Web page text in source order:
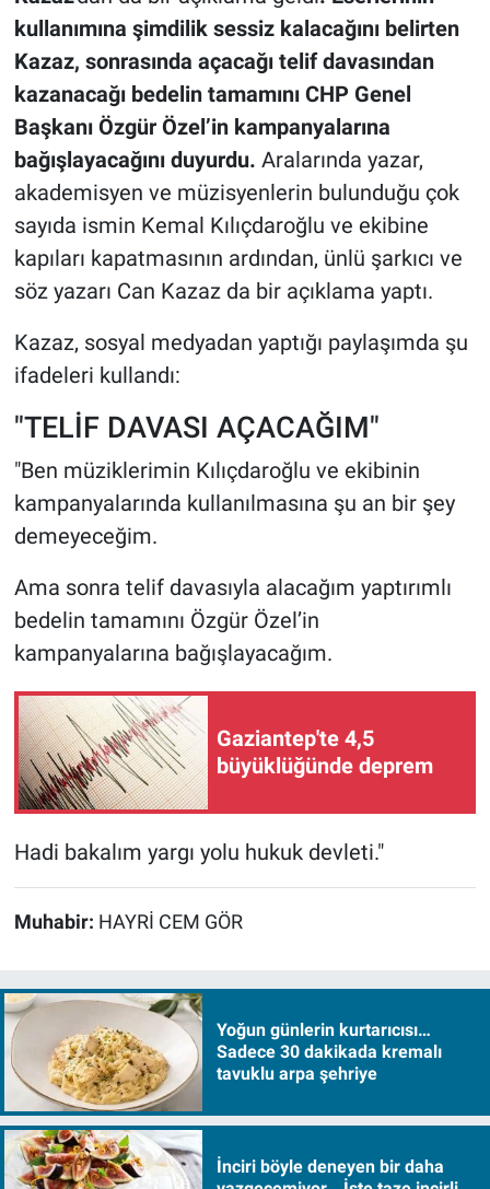
kullanımına şimdilik sessiz kalacağını belirten
Kazaz, sonrasında açacağı telif davasından
kazanacağı bedelin tamamını CHP Genel
Başkanı Özgür Özel’in kampanyalarına
bağışlayacağını duyurdu. Aralarında yazar,
akademisyen ve müzisyenlerin bulunduğu çok
sayıda ismin Kemal Kılıçdaroğlu ve ekibine
kapıları kapatmasının ardından, ünlü şarkıcı ve
söz yazarı Can Kazaz da bir açıklama yaptı.
Kazaz, sosyal medyadan yaptığı paylaşımda şu
ifadeleri kullandı:
"TELİF DAVASI AÇACAĞIM"
"Ben müziklerimin Kılıçdaroğlu ve ekibinin
kampanyalarında kullanılmasına şu an bir şey
demeyeceğim.
Ama sonra telif davasıyla alacağım yaptırımlı
bedelin tamamını Özgür Özel’in
kampanyalarına bağışlayacağım.
Gaziantep'te 4,5
büyüklüğünde deprem
Hadi bakalım yargı yolu hukuk devleti."
Muhabir: HAYRİ CEM GÖR
Yoğun günlerin kurtarıcısı…
Sadece 30 dakikada kremalı
tavuklu arpa şehriye
İnciri böyle deneyen bir daha